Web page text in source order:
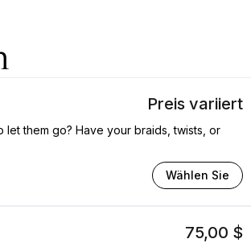
Preis variiert
them go? Have your braids, twists, or
Wählen Sie
75,00 $